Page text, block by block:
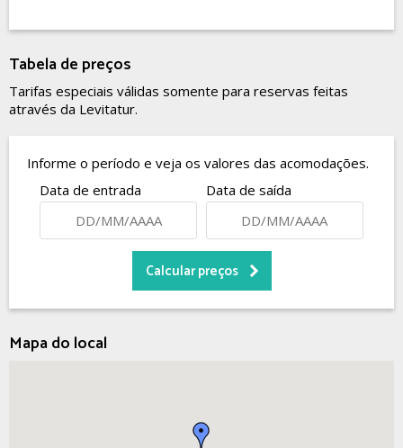
Tabela de preços
Tarifas especiais válidas somente para reservas feitas
através da Levitatur.
Informe o período e veja os valores das acomodações.
Data de entrada
Data de saída
Mapa do local